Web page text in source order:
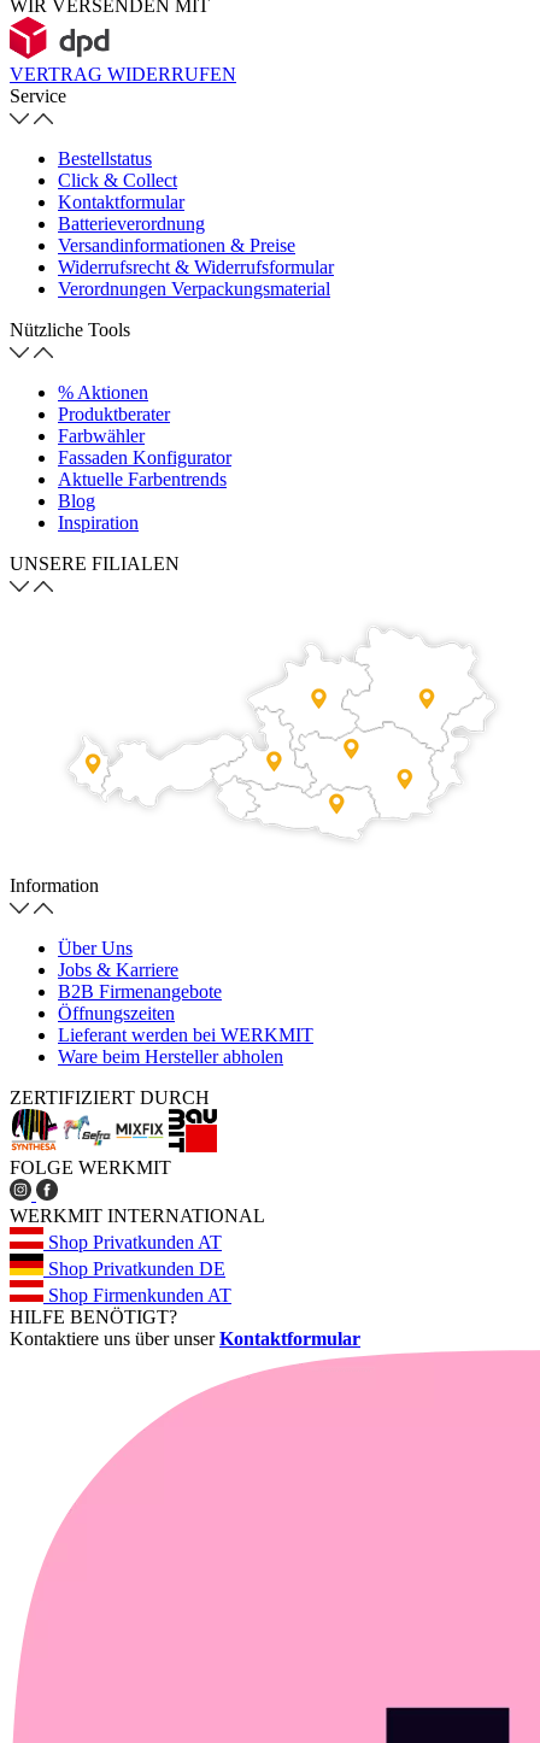
WIR VERSENDEN MIT
VERTRAG WIDERRUFEN
Service
Bestellstatus
Click & Collect
Kontaktformular
Batterieverordnung
Versandinformationen & Preise
Widerrufsrecht & Widerrufsformular
Verordnungen Verpackungsmaterial
Nützliche Tools
% Aktionen
Produktberater
Farbwähler
Fassaden Konfigurator
Aktuelle Farbentrends
Blog
Inspiration
UNSERE FILIALEN
Information
Über Uns
Jobs & Karriere
B2B Firmenangebote
Öffnungszeiten
Lieferant werden bei WERKMIT
Ware beim Hersteller abholen
ZERTIFIZIERT DURCH
FOLGE WERKMIT
WERKMIT INTERNATIONAL
Shop Privatkunden AT
Shop Privatkunden DE
Shop Firmenkunden AT
HILFE BENÖTIGT?
Kontaktiere uns über unserKontaktformular